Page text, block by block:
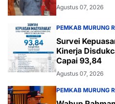
Agustus 07, 2026
PEMKAB MURUNG
Survei
Kinerja
Capai 93,84
Agustus 07, 2026
PEMKAB MURUNG